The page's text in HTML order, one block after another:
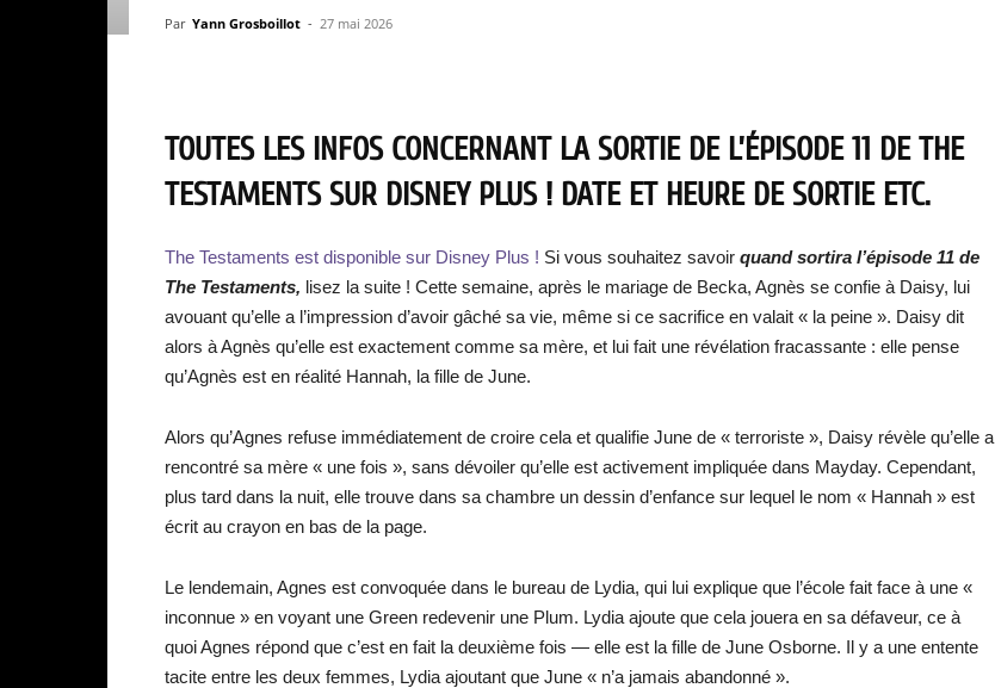
Par Yann Grosboillot - 27 mai 2026
TOUTES LES INFOS CONCERNANT LA SORTIE DE L’ÉPISODE 11 DE THE
TESTAMENTS SUR DISNEY PLUS ! DATE ET HEURE DE SORTIE ETC.
The Testaments est disponible sur Disney Plus ! Si vous souhaitez savoir quand sortira l’épisode 11 de
The Testaments, lisez la suite ! Cette semaine, après le mariage de Becka, Agnès se confie à Daisy, lui
avouant qu’elle a l’impression d’avoir gâché sa vie, même si ce sacrifice en valait « la peine ». Daisy dit
alors à Agnès qu’elle est exactement comme sa mère, et lui fait une révélation fracassante : elle pense
qu’Agnès est en réalité Hannah, la fille de June.
Alors qu’Agnes refuse immédiatement de croire cela et qualifie June de « terroriste », Daisy révèle qu’elle a
rencontré sa mère « une fois », sans dévoiler qu’elle est activement impliquée dans Mayday. Cependant,
plus tard dans la nuit, elle trouve dans sa chambre un dessin d’enfance sur lequel le nom « Hannah » est
écrit au crayon en bas de la page.
Le lendemain, Agnes est convoquée dans le bureau de Lydia, qui lui explique que l’école fait face à une «
inconnue » en voyant une Green redevenir une Plum. Lydia ajoute que cela jouera en sa défaveur, ce à
quoi Agnes répond que c’est en fait la deuxième fois — elle est la fille de June Osborne. Il y a une entente
tacite entre les deux femmes, Lydia ajoutant que June « n’a jamais abandonné ».